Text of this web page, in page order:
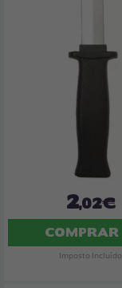
2,02€
COMPRAR
Imposto Incluído